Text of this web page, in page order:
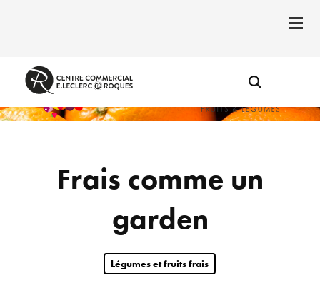
Frais comme un
garden
Légumes et fruits frais